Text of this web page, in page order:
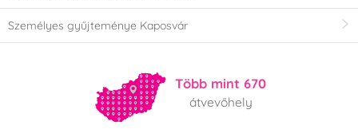
Személyes gyűjteménye Kaposvár
Több mint 670
átvevőhely